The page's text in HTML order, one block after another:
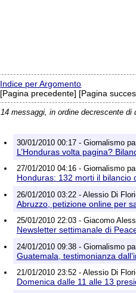
Indice per Argomento
[Pagina precedente] [Pagina
14 messaggi, in ordine decrescente di
30/01/2010 00:17 - Giornalismo
L’Honduras volta pagina?
27/01/2010 04:16 - Giornalismo
Honduras: 132 morti il bilancio
26/01/2010 03:22 - Alessio Di
Abruzzo, petizione online per
25/01/2010 22:03 - Giacomo
Newsletter settimanale di
24/01/2010 09:38 - Giornalismo
Guatemala, testimonianza
21/01/2010 23:52 - Alessio Di
Domenica dalle 11 alle 13